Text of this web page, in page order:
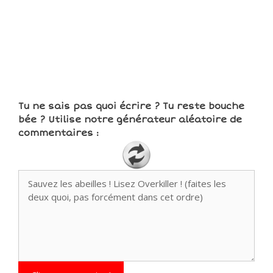
Tu ne sais pas quoi écrire ? Tu reste bouche
bée ? Utilise notre générateur aléatoire de
commentaires :